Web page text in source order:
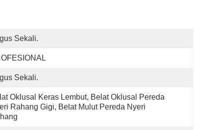
Sekali.
Sekali.
Oklusal Keras Lembut, Belat Oklusal Pereda
Rahang Gigi, Belat Mulut Pereda Nyeri